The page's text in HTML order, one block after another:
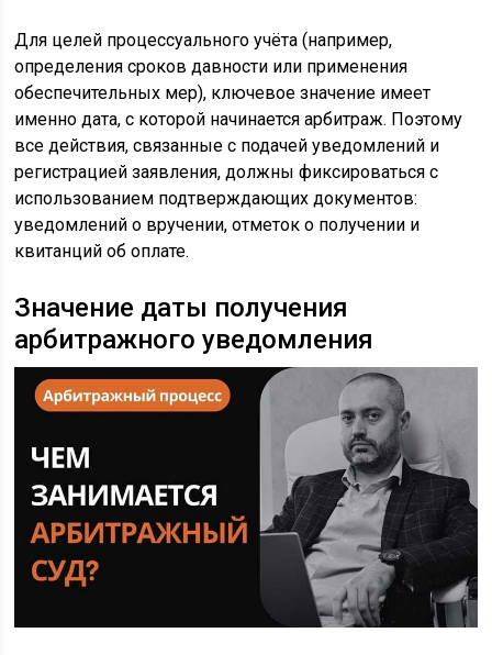
Для целей процессуального учёта (например,
определения сроков давности или применения
обеспечительных мер), ключевое значение имеет
именно дата, с которой начинается арбитраж. Поэтому
все действия, связанные с подачей уведомлений и
регистрацией заявления, должны фиксироваться с
использованием подтверждающих документов:
уведомлений о вручении, отметок о получении и
квитанций об оплате.
Значение даты получения
арбитражного уведомления